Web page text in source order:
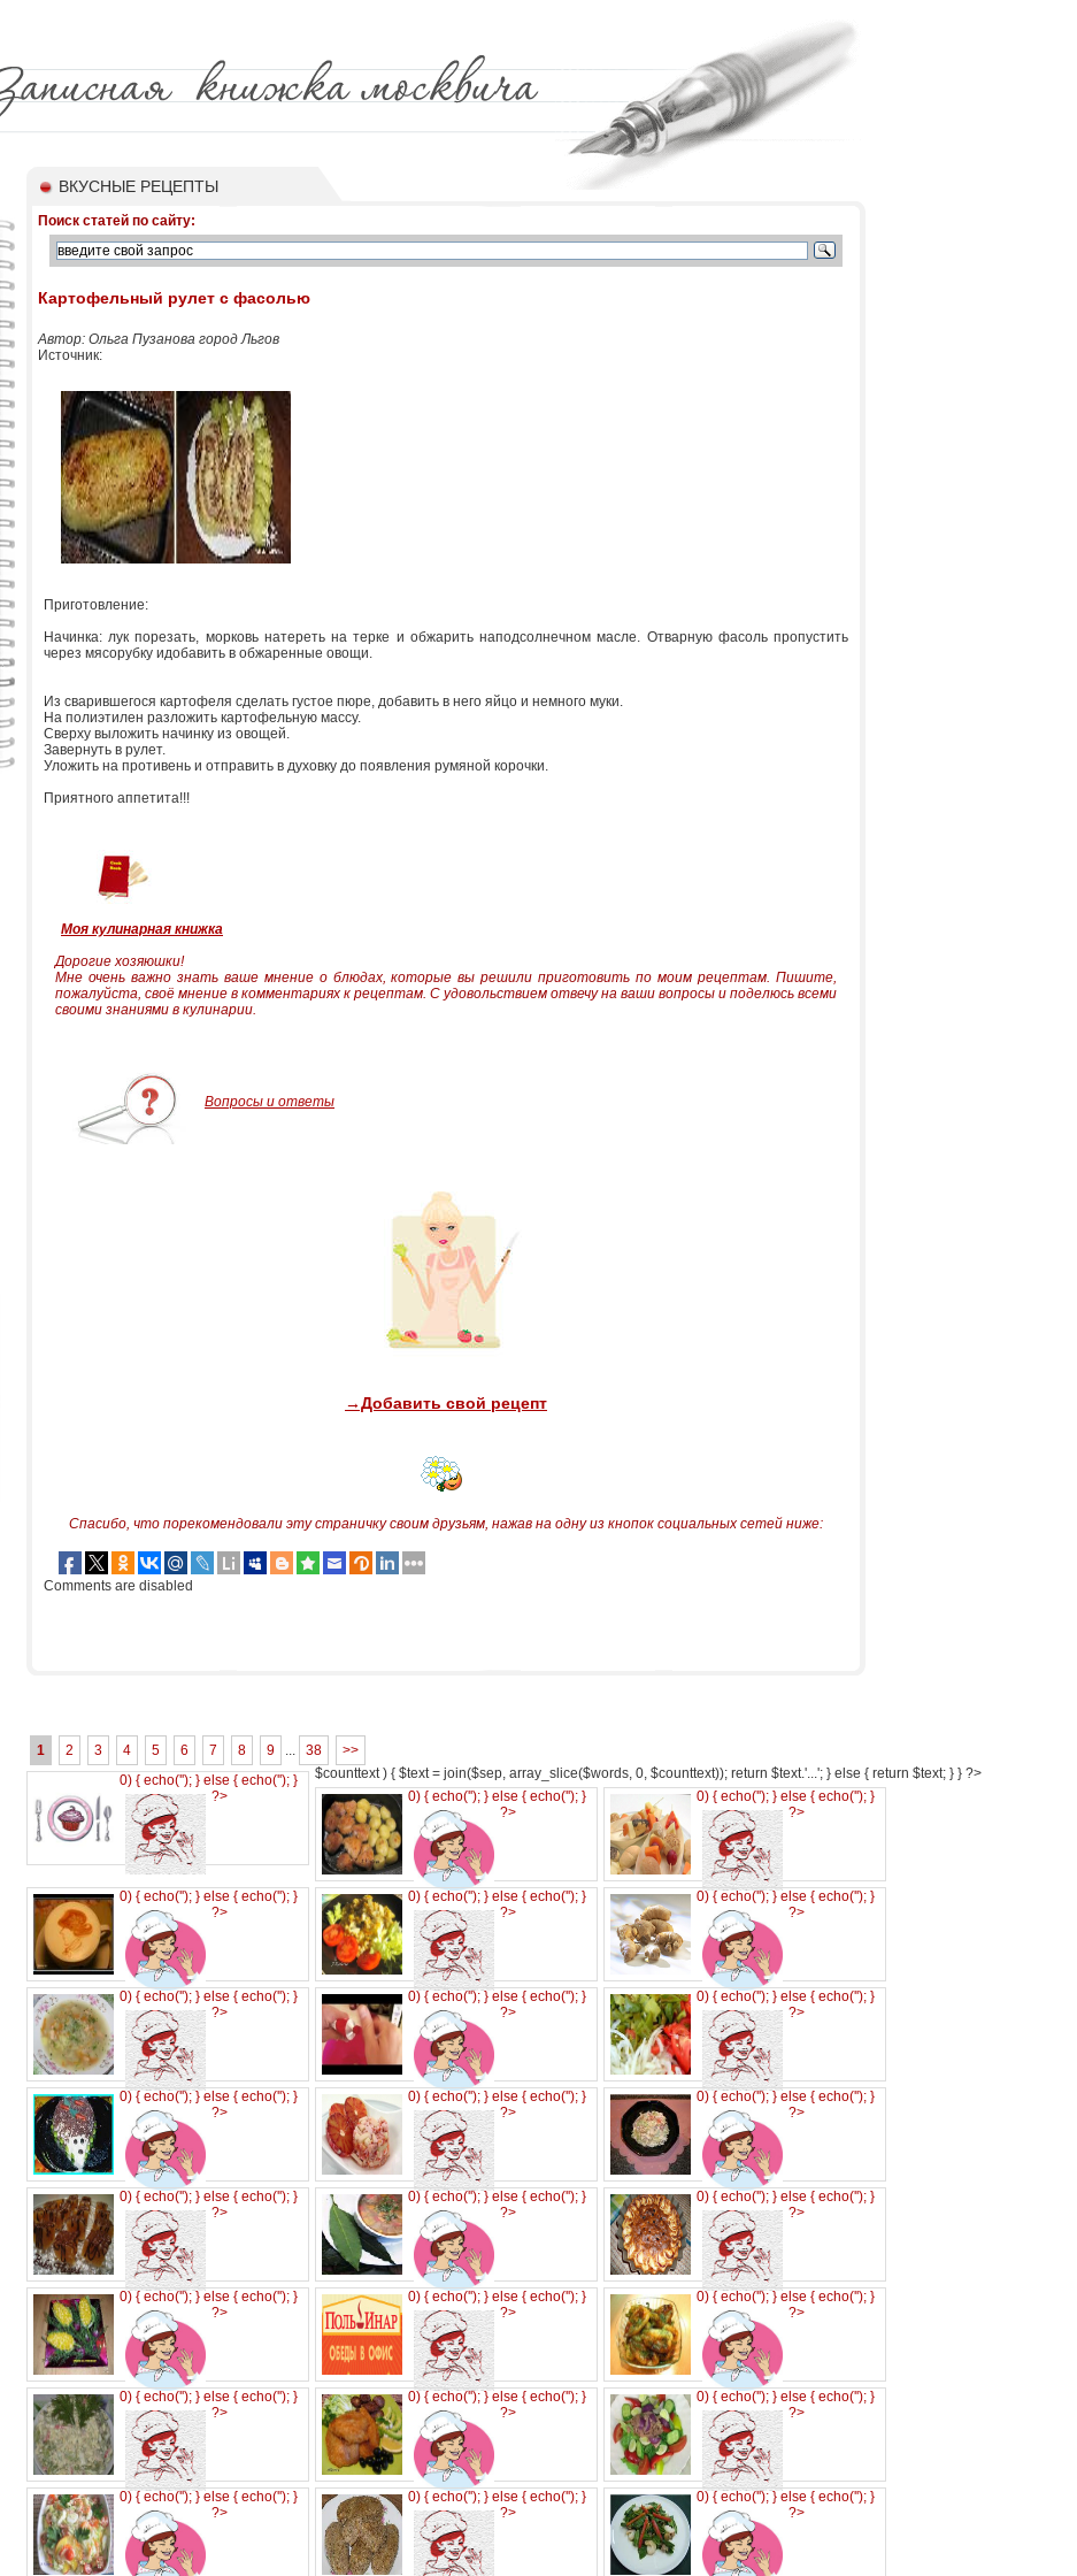
ВКУСНЫЕ РЕЦЕПТЫ
Поиск статей по сайту:
Картофельный рулет с фасолью
Автор: Ольга Пузанова город Льгов
Источник:
Приготовление:
Начинка: лук порезать, морковь натереть на терке и обжарить наподсолнечном масле. Отварную фасоль пропустить
через мясорубку идобавить в обжаренные овощи.
Из сварившегося картофеля сделать густое пюре, добавить в него яйцо и немного муки.
На полиэтилен разложить картофельную массу.
Сверху выложить начинку из овощей.
Завернуть в рулет.
Уложить на противень и отправить в духовку до появления румяной корочки.
Приятного аппетита!!!
Моя кулинарная книжка
Дорогие хозяюшки!
Мне очень важно знать ваше мнение о блюдах, которые вы решили приготовить по моим рецептам. Пишите,
пожалуйста, своё мнение в комментариях к рецептам. С удовольствием отвечу на ваши вопросы и поделюсь всеми
своими знаниями в кулинарии.
Вопросы и ответы
→Добавить свой рецепт
Спасибо, что порекомендовали эту страничку своим друзьям, нажав на одну из кнопок социальных сетей ниже:
Comments are disabled
1 2 3 4 5 6 7 8 9 ... 38
>>
$counttext ) { $text = join($sep, array_slice($words, 0, $counttext)); return $text.'...'; } else { return $text; } } ?>
0) { echo(''); } else { echo(''); }
?>
0) { echo(''); } else { echo(''); }
?>
0) { echo(''); } else { echo(''); }
?>
0) { echo(''); } else { echo(''); }
?>
0) { echo(''); } else { echo(''); }
?>
0) { echo(''); } else { echo(''); }
?>
0) { echo(''); } else { echo(''); }
?>
0) { echo(''); } else { echo(''); }
?>
0) { echo(''); } else { echo(''); }
?>
0) { echo(''); } else { echo(''); }
?>
0) { echo(''); } else { echo(''); }
?>
0) { echo(''); } else { echo(''); }
?>
0) { echo(''); } else { echo(''); }
?>
0) { echo(''); } else { echo(''); }
?>
0) { echo(''); } else { echo(''); }
?>
0) { echo(''); } else { echo(''); }
?>
0) { echo(''); } else { echo(''); }
?>
0) { echo(''); } else { echo(''); }
?>
0) { echo(''); } else { echo(''); }
?>
0) { echo(''); } else { echo(''); }
?>
0) { echo(''); } else { echo(''); }
?>
0) { echo(''); } else { echo(''); }
?>
0) { echo(''); } else { echo(''); }
?>
0) { echo(''); } else { echo(''); }
?>